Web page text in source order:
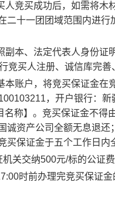
人竞买成功后，如需将
二十一团团域范围内进行
副本、法定代表人身份证
竞买人注册、诚信库完善
本账户，将竞买保证金在
，开户银行：
称】。竞买保证金不
诚资产公司全额无息退还
买保证金于五个工作日内
机关交纳500元/标的公证
时前办理完竞买保证